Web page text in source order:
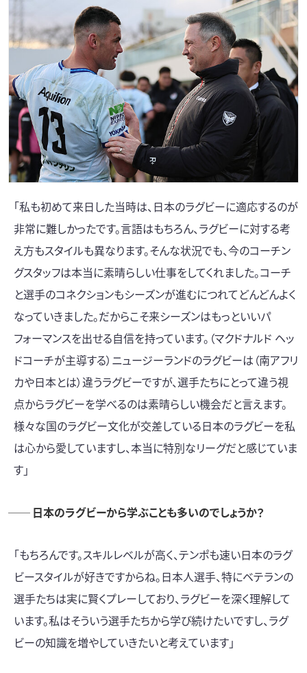
「私も初めて来日した当時は、日本のラグビーに適応するのが
非常に難しかったです。言語はもちろん、ラグビーに対する考
え方もスタイルも異なります。そんな状況でも、今のコーチン
グスタッフは本当に素晴らしい仕事をしてくれました。コーチ
と選手のコネクションもシーズンが進むにつれてどんどんよく
なっていきました。だからこそ来シーズンはもっといいパ
フォーマンスを出せる自信を持っています。（マクドナルド ヘッ
ドコーチが主導する）ニュージーランドのラグビーは（南アフリ
カや日本とは）違うラグビーですが、選手たちにとって違う視
点からラグビーを学べるのは素晴らしい機会だと言えます。
様々な国のラグビー文化が交差している日本のラグビーを私
は心から愛していますし、本当に特別なリーグだと感じていま
す」
── 日本のラグビーから学ぶことも多いのでしょうか？
「もちろんです。スキルレベルが高く、テンポも速い日本のラグ
ビースタイルが好きですからね。日本人選手、特にベテランの
選手たちは実に賢くプレーしており、ラグビーを深く理解して
います。私はそういう選手たちから学び続けたいですし、ラグ
ビーの知識を増やしていきたいと考えています」